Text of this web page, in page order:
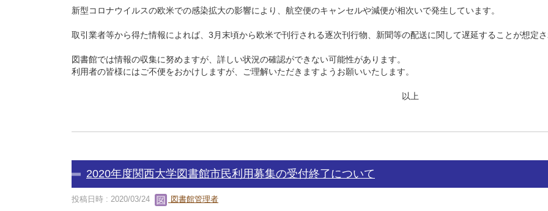
新型コロナウイルスの欧米での感染拡大の影響により、航空便のキャンセルや減便が相次いで発生しています。
取引業者等から得た情報によれば、3月末頃から欧米で刊行される逐次刊行物、新聞等の配送に関して遅延することが想定
図書館では情報の収集に努めますが、詳しい状況の確認ができない可能性があります。
利用者の皆様にはご不便をおかけしますが、ご理解いただきますようお願いいたします。
以上
2020年度関西大学図書館市民利用募集の受付終了について
投稿日時 : 2020/03/24 図書館管理者